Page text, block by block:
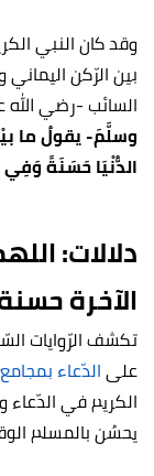
وقد كان النبي
بين الرّكن
السائب -رضي الله
وسلَّمَ- يقولُ ما
الدُّنْيَا حَسَنَةً وَفِي
دلالات:
الآخرة
تكشف الرّوايات
علىالدّعاء
الكريم في الدّعاء
يحسُن بالمسلم